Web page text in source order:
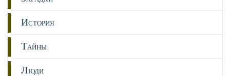
ИСТОРИЯ
ТАЙНЫ
ЛЮДИ